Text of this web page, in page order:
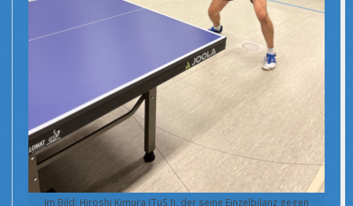
Im Bild: Hiroshi Kimura (TuS I), der seine Einzelbilanz gegen